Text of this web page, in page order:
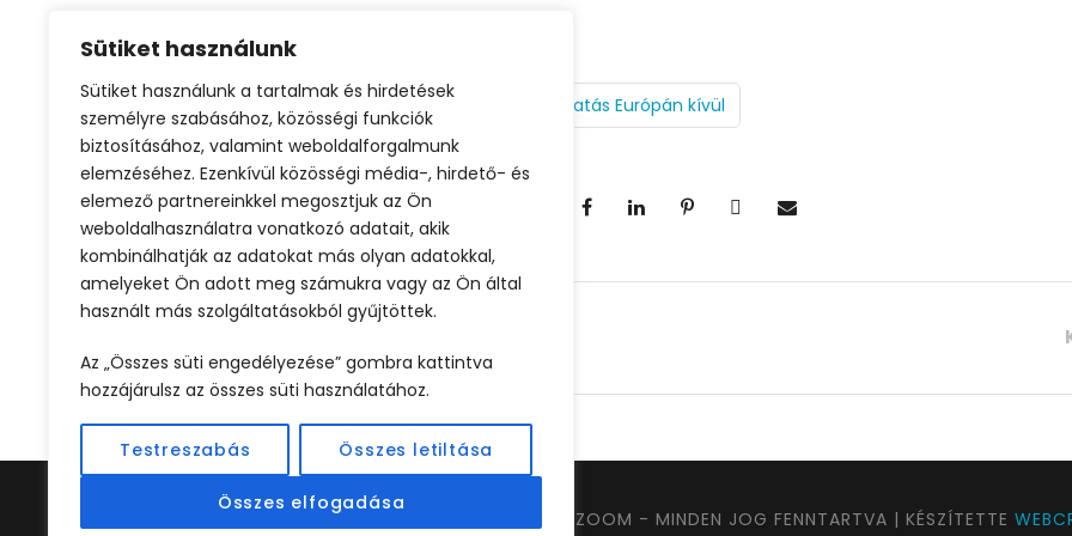
Sütiket használunk
Sütiket használunk a tartalmak és hirdetések
személyre szabásához, közösségi funkciók
biztosításához, valamint weboldalforgalmunk
elemzéséhez. Ezenkívül közösségi média-, hirdető- és
elemező partnereinkkel megosztjuk az Ön
weboldalhasználatra vonatkozó adatait, akik
kombinálhatják az adatokat más olyan adatokkal,
amelyeket Ön adott meg számukra vagy az Ön által
használt más szolgáltatásokból gyűjtöttek.
Az „Összes süti engedélyezése” gombra kattintva
hozzájárulsz az összes süti használatához.
Testreszabás Összes letiltása
Összes elfogadása
Olcsó repjegy Városlátogatás Városlátogatás Európán kívül
©2024 UTAZOOM - MINDEN JOG FENNTARTVA | KÉSZÍTETTE